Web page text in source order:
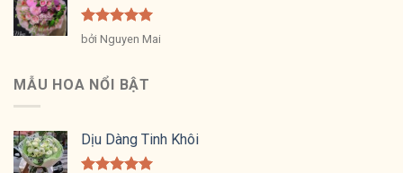
Được xếp
hạng 55
bởi Nguyen Mai
MẪU HOA NỔI BẬT
Dịu Dàng Tinh Khôi